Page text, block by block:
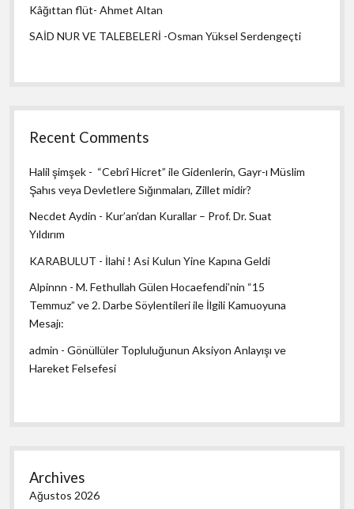
Kâğıttan flüt- Ahmet Altan
SAİD NUR VE TALEBELERİ -Osman Yüksel Serdengeçti
Recent Comments
Halil şimşek - “Cebrî Hicret” ile Gidenlerin, Gayr-ı Müslim
Şahıs veya Devletlere Sığınmaları, Zillet midir?
Necdet Aydin - Kur’an’dan Kurallar – Prof. Dr. Suat
Yıldırım
KARABULUT - İlahi ! Asi Kulun Yine Kapına Geldi
Alpinnn -M. Fethullah Gülen Hocaefendi’nin “15
Temmuz” ve 2. Darbe Söylentileri ile İlgili Kamuoyuna
Mesajı:
admin -Gönüllüler Topluluğunun Aksiyon Anlayışı ve
Hareket Felsefesi
Archives
Ağustos 2026